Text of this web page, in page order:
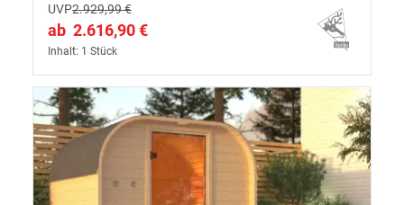
UVP2.929,99 €
ab 2.616,90 €
Inhalt: 1 Stück